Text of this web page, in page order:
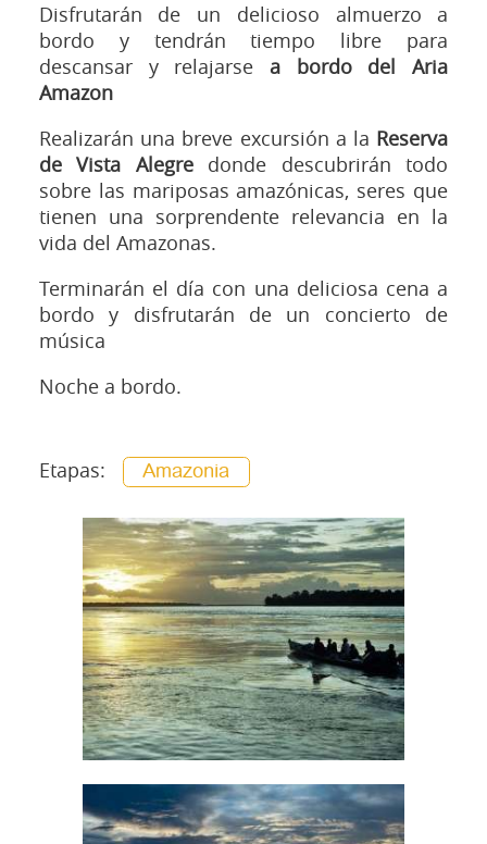
Disfrutarán de un delicioso almuerzo a
bordo y tendrán tiempo libre para
descansar y relajarse
a bordo del Aria
Amazon
Realizarán una breve excursión a la Reserva
de Vista Alegre donde descubrirán todo
sobre las mariposas amazónicas, seres que
tienen una sorprendente relevancia en la
vida del Amazonas.
Terminarán el día con una deliciosa cena a
bordo y disfrutarán de un concierto de
música
Noche a bordo.
Etapas: Amazonia